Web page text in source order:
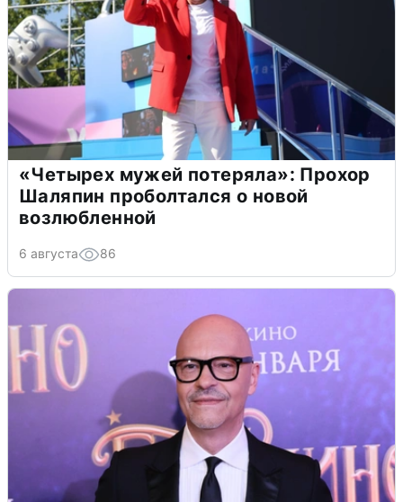
«Четырех мужей потеряла»: Прохор
Шаляпин проболтался о новой
возлюбленной
6 августа 86